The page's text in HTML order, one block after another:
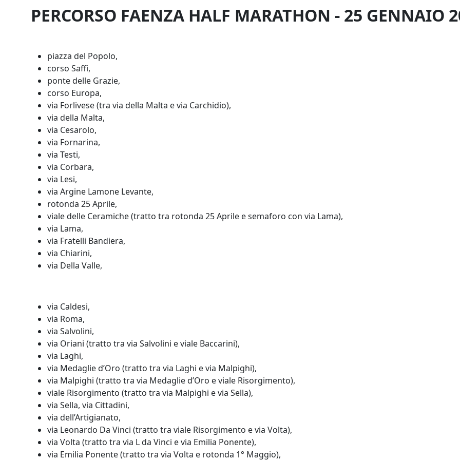
PERCORSO FAENZA HALF MARATHON - 25 GENNAIO
piazza del Popolo,
corso Saffi,
ponte delle Grazie,
corso Europa,
via Forlivese (tra via della Malta e via Carchidio),
via della Malta,
via Cesarolo,
via Fornarina,
via Testi,
via Corbara,
via Lesi,
via Argine Lamone Levante,
rotonda 25 Aprile,
viale delle Ceramiche (tratto tra rotonda 25 Aprile e semaforo con via Lama),
via Lama,
via Fratelli Bandiera,
via Chiarini,
via Della Valle,
via Caldesi,
via Roma,
via Salvolini,
via Oriani (tratto tra via Salvolini e viale Baccarini),
via Laghi,
via Medaglie d’Oro (tratto tra via Laghi e via Malpighi),
via Malpighi (tratto tra via Medaglie d’Oro e viale Risorgimento),
viale Risorgimento (tratto tra via Malpighi e via Sella),
via Sella, via Cittadini,
via dell’Artigianato,
via Leonardo Da Vinci (tratto tra viale Risorgimento e via Volta),
via Volta (tratto tra via L da Vinci e via Emilia Ponente),
via Emilia Ponente (tratto tra via Volta e rotonda 1° Maggio),